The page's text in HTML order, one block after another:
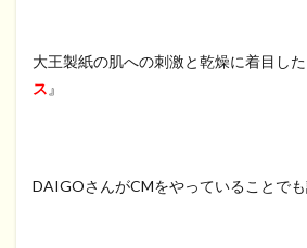
大王製紙の肌への刺激と乾燥に着目し
ス 』
DAIGOさんがCMをやっていることでも